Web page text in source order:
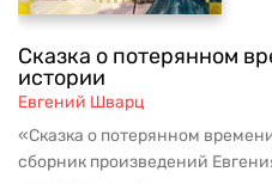
Сказка о потерянном
истории
Евгений Шварц
«Сказка о потерянном
сборник произведений